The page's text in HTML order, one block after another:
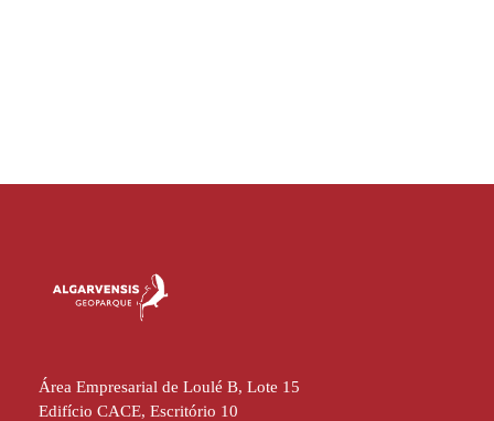
Área Empresarial de Loulé B, Lote 15
Edifício CACE, Escritório 10